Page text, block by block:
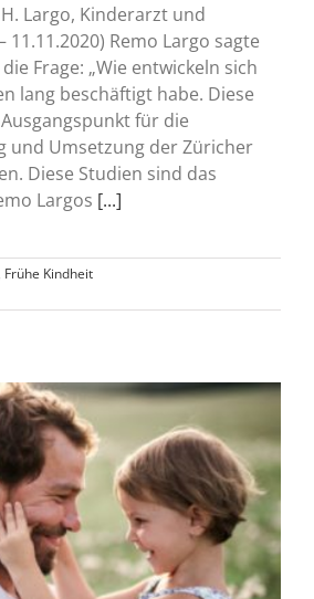
Largo, Kinderarzt und
11.11.2020) Remo Largo sagte
Frage: „Wie entwickeln sich
lang beschäftigt habe. Diese
für die
und Umsetzung der Züricher
Diese Studien sind das
Largos [...]
Frühe Kindheit